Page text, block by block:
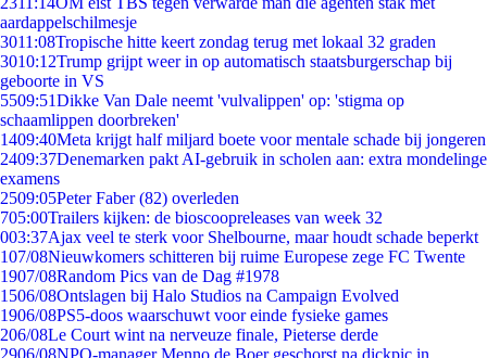
aardappelschilmesje
3011:08Tropische hitte keert zondag terug met lokaal 32 graden
3010:12Trump grijpt weer in op automatisch staatsburgerschap bij
geboorte in VS
5509:51Dikke Van Dale neemt 'vulvalippen' op: 'stigma op
schaamlippen doorbreken'
1409:40Meta krijgt half miljard boete voor mentale schade bij jongeren
2409:37Denemarken pakt AI-gebruik in scholen aan: extra mondelinge
examens
2509:05Peter Faber (82) overleden
705:00Trailers kijken: de bioscoopreleases van week 32
003:37Ajax veel te sterk voor Shelbourne, maar houdt schade beperkt
107/08Nieuwkomers schitteren bij ruime Europese zege FC Twente
1907/08Random Pics van de Dag #1978
1506/08Ontslagen bij Halo Studios na Campaign Evolved
1906/08PS5-doos waarschuwt voor einde fysieke games
206/08Le Court wint na nerveuze finale, Pieterse derde
2906/08NPO-manager Menno de Boer geschorst na dickpic in